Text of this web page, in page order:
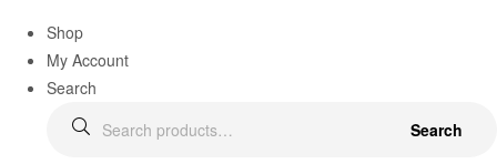
Shop
My Account
Search
Search